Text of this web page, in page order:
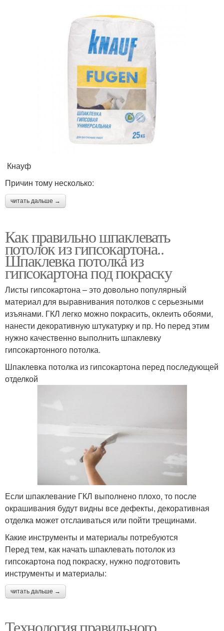
Кнауф
Причин тому несколько:
читать дальше →
Как правильно шпаклевать
потолок из гипсокартона..
Шпаклевка потолка из
гипсокартона под покраску
Листы гипсокартона – это довольно популярный
материал для выравнивания потолков с серьезными
изъянами. ГКЛ легко можно покрасить, оклеить обоями,
нанести декоративную штукатурку и пр. Но перед этим
нужно качественно выполнить шпаклевку
гипсокартонного потолка.
Шпаклевка потолка из гипсокартона перед последующей
отделкой
Если шпаклевание ГКЛ выполнено плохо, то после
окрашивания будут видны все дефекты, декоративная
отделка может отслаиваться или пойти трещинами.
Какие инструменты и материалы потребуются
Перед тем, как начать шпаклевать потолок из
гипсокартона под покраску, нужно подготовить
инструменты и материалы:
читать дальше →